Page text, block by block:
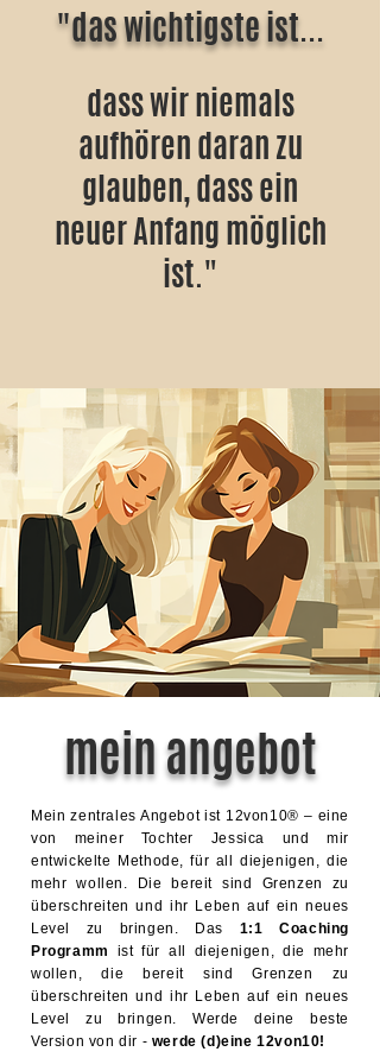
"das wichtigste ist...
dass wir niemals
aufhören daran zu
glauben, dass ein
neuer Anfang möglich
ist."
mein angebot
Mein zentrales Angebot ist 12von10® – eine
von meiner Tochter Jessica und mir
entwickelte Methode, für all diejenigen, die
mehr wollen. Die bereit sind Grenzen zu
überschreiten und ihr Leben auf ein neues
Level zu bringen. Das 1:1 Coaching
Programm
ist für all diejenigen, die mehr
wollen, die bereit sind Grenzen zu
überschreiten und ihr Leben auf ein neues
Level zu bringen. Werde deine beste
Version von dir - werde (d)eine 12von10!